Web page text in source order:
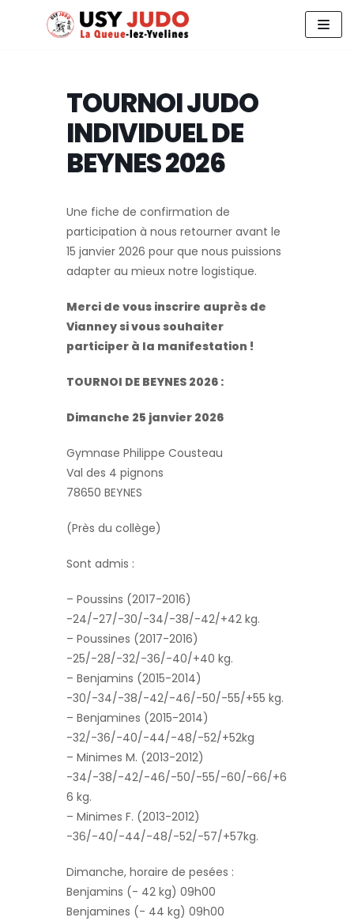
TOURNOI JUDO
INDIVIDUEL DE
BEYNES 2026
Une fiche de confirmation de
participation à nous retourner avant le
15 janvier 2026 pour que nous puissions
adapter au mieux notre logistique.
Merci de vous inscrire auprès de
Vianney si vous souhaiter
participer à la manifestation !
TOURNOI DE BEYNES 2026 :
Dimanche 25 janvier 2026
Gymnase Philippe Cousteau
Val des 4 pignons
78650 BEYNES
(Près du collège)
Sont admis :
– Poussins (2017-2016)
-24/-27/-30/-34/-38/-42/+42 kg.
– Poussines (2017-2016)
-25/-28/-32/-36/-40/+40 kg.
– Benjamins (2015-2014)
-30/-34/-38/-42/-46/-50/-55/+55 kg.
– Benjamines (2015-2014)
-32/-36/-40/-44/-48/-52/+52kg
– Minimes M. (2013-2012)
-34/-38/-42/-46/-50/-55/-60/-66/+6
6 kg.
– Minimes F. (2013-2012)
-36/-40/-44/-48/-52/-57/+57kg.
Dimanche, horaire de pesées :
Benjamins (- 42 kg) 09h00
Benjamines (- 44 kg) 09h00